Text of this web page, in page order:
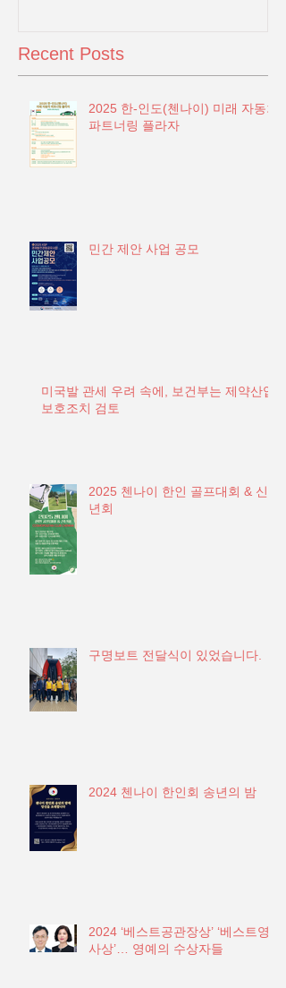
Recent Posts
2025 한-인도(첸나이) 미래 자동차
파트너링 플라자
민간 제안 사업 공모
미국발 관세 우려 속에, 보건부는 제약산업
보호조치 검토
2025 첸나이 한인 골프대회 & 신
년회
구명보트 전달식이 있었습니다.
2024 첸나이 한인회 송년의 밤
2024 ‘베스트공관장상’ ‘베스트영
사상’… 영예의 수상자들